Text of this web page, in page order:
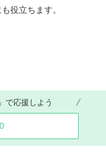
役立ちます。
で応援しよう
0